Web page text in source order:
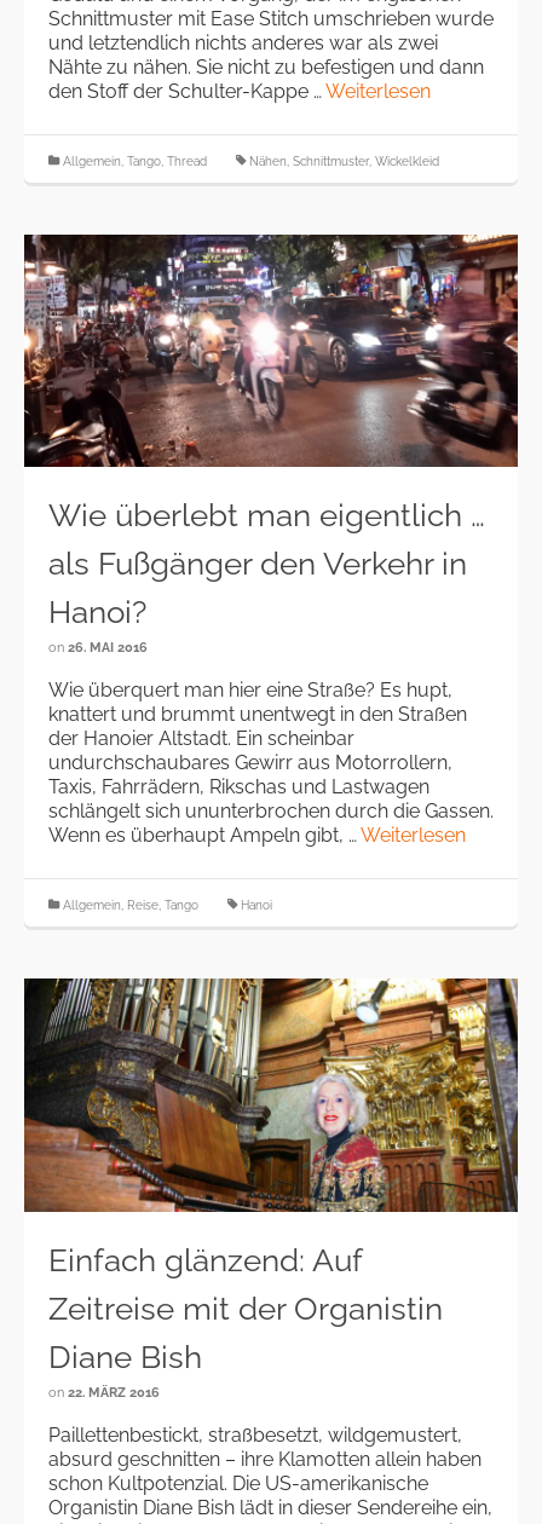
Schnittmuster mit Ease Stitch umschrieben wurde
und letztendlich nichts anderes war als zwei
Nähte zu nähen. Sie nicht zu befestigen und dann
den Stoff der Schulter-Kappe …Weiterlesen
Allgemein Tango Thread Nähen Schnittmuster, Wickelkleid
Wie überlebt man eigentlich …
als Fußgänger den Verkehr in
Hanoi?
on 26. MAI 2016
Wie überquert man hier eine Straße? Es hupt,
knattert und brummt unentwegt in den Straßen
der Hanoier Altstadt. Ein scheinbar
undurchschaubares Gewirr aus Motorrollern,
Taxis, Fahrrädern, Rikschas und Lastwagen
schlängelt sich ununterbrochen durch die Gassen.
Wenn es überhaupt Ampeln gibt, …Weiterlesen
Allgemein, Reise, Tango Hanoi
Einfach glänzend: Auf
Zeitreise mit der Organistin
Diane Bish
on 22. MÄRZ 2016
Paillettenbestickt, straßbesetzt, wildgemustert,
absurd geschnitten – ihre Klamotten allein haben
schon Kultpotenzial. Die US-amerikanische
Organistin Diane Bish lädt in dieser Sendereihe ein,